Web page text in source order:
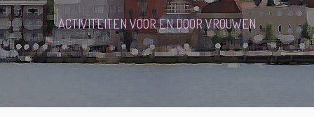
ACTIVITEITEN VOOR EN DOOR VROUWEN